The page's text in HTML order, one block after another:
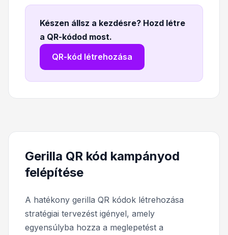
Készen állsz a kezdésre? Hozd létre
a QR-kódod most.
QR-kód létrehozása
Gerilla QR kód kampányod
felépítése
A hatékony gerilla QR kódok létrehozása
stratégiai tervezést igényel, amely
egyensúlyba hozza a meglepetést a